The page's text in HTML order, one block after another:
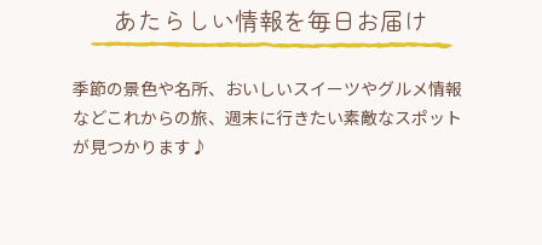
あたらしい情報を毎日お届け
季節の景色や名所、おいしいスイーツやグルメ情報
などこれからの旅、週末に行きたい素敵なスポット
が見つかります♪